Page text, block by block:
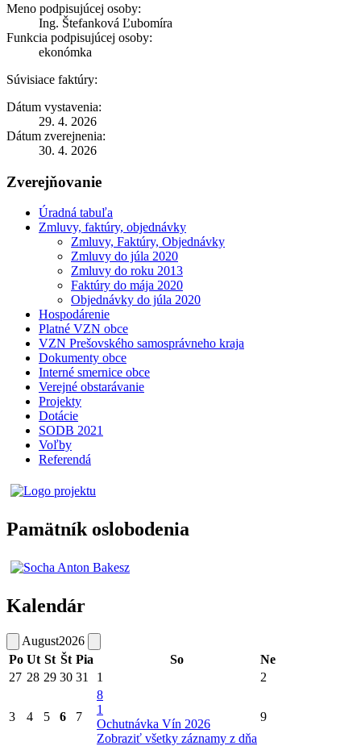
Meno podpisujúcej osoby:
Ing. Štefanková Ľubomíra
Funkcia podpisujúcej osoby:
ekonómka
Súvisiace faktúry:
Dátum vystavenia:
29. 4. 2026
Dátum zverejnenia:
30. 4. 2026
Zverejňovanie
Úradná tabuľa
Zmluvy, faktúry, objednávky
Zmluvy, Faktúry, Objednávky
Zmluvy do júla 2020
Zmluvy do roku 2013
Faktúry do mája 2020
Objednávky do júla 2020
Hospodárenie
Platné VZN obce
VZN Prešovského samosprávneho kraja
Dokumenty obce
Interné smernice obce
Verejné obstarávanie
Projekty
Dotácie
SODB 2021
Voľby
Referendá
Pamätník oslobodenia
Kalendár
August2026
Po Ut St Št Pia So
Ne
27 28 29 30 31 1 2
3 4 5 6 7
8
1
Ochutnávka Vín 2026
Zobraziť všetky záznamy z dňa
9